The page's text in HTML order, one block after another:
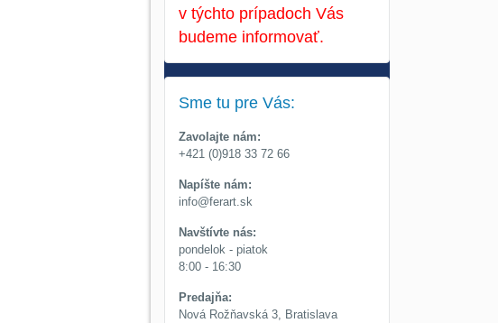
v týchto prípadoch Vás
budeme informovať.
Sme tu pre Vás:
Zavolajte nám:
+421 (0)918 33 72 66
Napíšte nám:
info@ferart.sk
Navštívte nás:
pondelok - piatok
8:00 - 16:30
Predajňa:
Nová Rožňavská 3, Bratislava